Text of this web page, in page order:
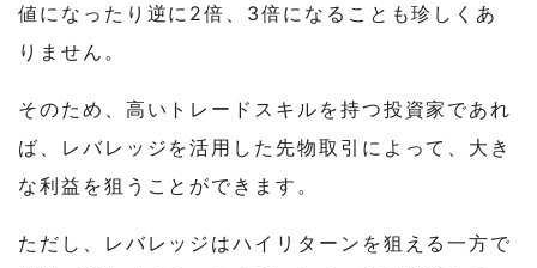
値になったり逆に2倍、3倍になることも珍しくあ
りません。
そのため、高いトレードスキルを持つ投資家であれ
ば、レバレッジを活用した先物取引によって、大き
な利益を狙うことができます。
ただし、レバレッジはハイリターンを狙える一方で